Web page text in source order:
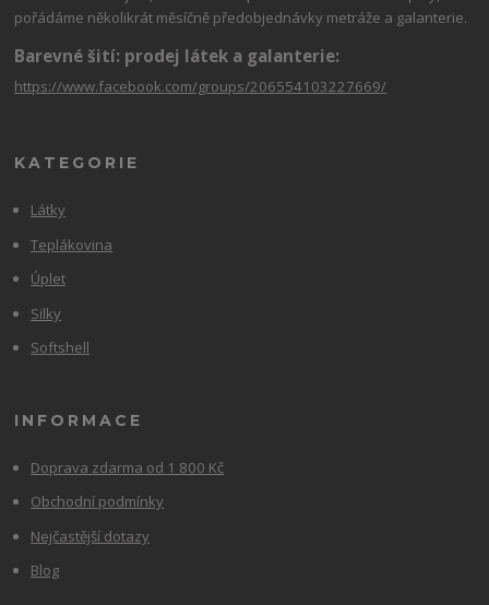
pořádáme několikrát měsíčně předobjednávky metráže a galanterie.
Barevné šití: prodej látek a galanterie:
https://www.facebook.com/groups/206554103227669/
KATEGORIE
Látky
Teplákovina
Úplet
Silky
Softshell
INFORMACE
Doprava zdarma od 1 800 Kč
Obchodní podmínky
Nejčastější dotazy
Blog